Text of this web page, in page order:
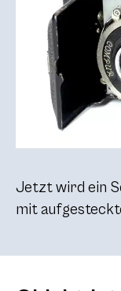
Jetzt wird ein
mit